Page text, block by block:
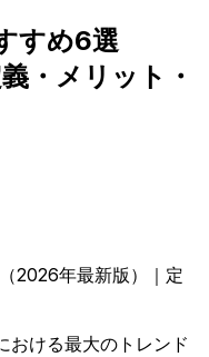
すめ6選
・メリット・
おける最大のトレンド